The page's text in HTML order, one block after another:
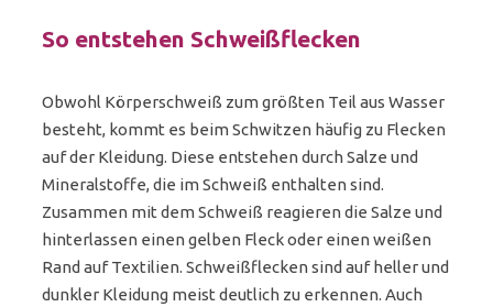
So entstehen Schweißflecken
Obwohl Körperschweiß zum größten Teil aus Wasser
besteht, kommt es beim Schwitzen häufig zu Flecken
auf der Kleidung. Diese entstehen durch Salze und
Mineralstoffe, die im Schweiß enthalten sind.
Zusammen mit dem Schweiß reagieren die Salze und
hinterlassen einen gelben Fleck oder einen weißen
Rand auf Textilien. Schweißflecken sind auf heller und
dunkler Kleidung meist deutlich zu erkennen. Auch